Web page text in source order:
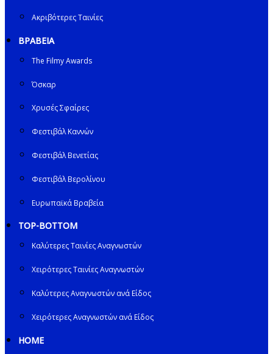
Ακριβότερες Ταινίες
ΒΡΑΒΕΙΑ
The Filmy Awards
Όσκαρ
Χρυσές Σφαίρες
Φεστιβάλ Καννών
Φεστιβάλ Βενετίας
Φεστιβάλ Βερολίνου
Ευρωπαϊκά Βραβεία
TOP-BOTTOM
Καλύτερες Ταινίες Αναγνωστών
Χειρότερες Ταινίες Αναγνωστών
Καλύτερες Αναγνωστών ανά Είδος
Χειρότερες Αναγνωστών ανά Είδος
HOME